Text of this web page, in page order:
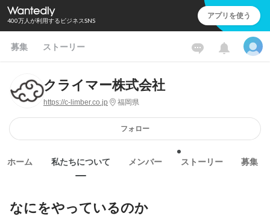
400万人が利用するビジネスSNS アプリを使う
募集 ストーリー
クライマー株式会社
https://c-limber.co.jp 福岡県
フォロー
ホーム 私たちについて メンバー ストーリー 募集
なにをやっているのか